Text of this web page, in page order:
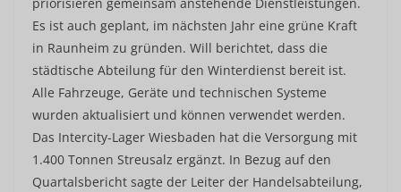
Es ist auch geplant, im nächsten Jahr eine grüne Kraft
in Raunheim zu gründen. Will berichtet, dass die
städtische Abteilung für den Winterdienst bereit ist.
Alle Fahrzeuge, Geräte und technischen Systeme
wurden aktualisiert und können verwendet werden.
Das Intercity-Lager Wiesbaden hat die Versorgung mit
1.400 Tonnen Streusalz ergänzt. In Bezug auf den
Quartalsbericht sagte der Leiter der Handelsabteilung,